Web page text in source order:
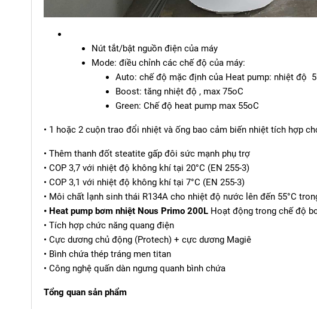
Nút tắt/bật nguồn điện của máy
Mode: điều chỉnh các chế độ của máy:
Auto: chế độ mặc định của Heat pump: nhiệt độ
Boost: tăng nhiệt độ , max 75oC
Green: Chế độ heat pump max 55oC
• 1 hoặc 2 cuộn trao đổi nhiệt và ống bao cảm biến nhiệt tích hợp
• Thêm thanh đốt steatite gấp đôi sức mạnh phụ trợ
• COP 3,7 với nhiệt độ không khí tại 20°C (EN 255-3)
• COP 3,1 với nhiệt độ không khí tại 7°C (EN 255-3)
• Môi chất lạnh sinh thái R134A cho nhiệt độ nước lên đến 55°C
• Heat pump bơm nhiệt Nous Primo 200L Hoạt động trong chế độ
• Tích hợp chức năng quang điện
• Cực dương chủ động (Protech) + cực dương Magiê
• Bình chứa thép tráng men titan
• Công nghệ quấn dàn ngưng quanh bình chứa
Tổng quan sản phẩm